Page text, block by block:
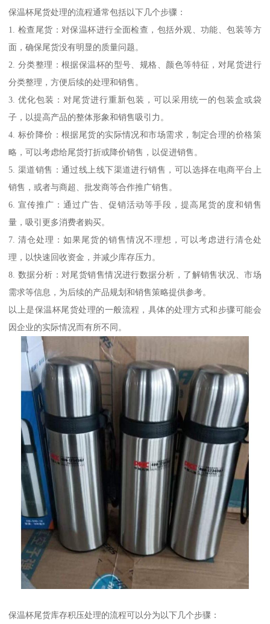
保温杯尾货处理的流程通常包括以下几个步骤：
1. 检查尾货：对保温杯进行全面检查，包括外观、功能、包装等方
面，确保尾货没有明显的质量问题。
2. 分类整理：根据保温杯的型号、规格、颜色等特征，对尾货进行
分类整理，方便后续的处理和销售。
3. 优化包装：对尾货进行重新包装，可以采用统一的包装盒或袋
子，以提高产品的整体形象和销售吸引力。
4. 标价降价：根据尾货的实际情况和市场需求，制定合理的价格策
略，可以考虑给尾货打折或降价销售，以促进销售。
5. 渠道销售：通过线上线下渠道进行销售，可以选择在电商平台上
销售，或者与商超、批发商等合作推广销售。
6. 宣传推广：通过广告、促销活动等手段，提高尾货的度和销售
量，吸引更多消费者购买。
7. 清仓处理：如果尾货的销售情况不理想，可以考虑进行清仓处
理，以快速回收资金，并减少库存压力。
8. 数据分析：对尾货销售情况进行数据分析，了解销售状况、市场
需求等信息，为后续的产品规划和销售策略提供参考。
以上是保温杯尾货处理的一般流程，具体的处理方式和步骤可能会
因企业的实际情况而有所不同。
保温杯尾货库存积压处理的流程可以分为以下几个步骤：